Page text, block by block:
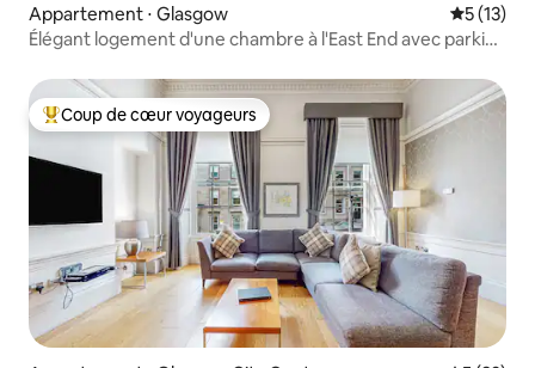
Appartement ⋅ Glasgow
5 (13)
Élégant logement d'une chambre à l'East End avec parking
Coups de cœur voyageurs les plus appréciés
Coup de cœur voyageurs